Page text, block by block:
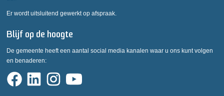
Er wordt uitsluitend gewerkt op afspraak.
Blijf op de hoogte
De gemeente heeft een aantal social media kanalen waar u ons kunt volgen
en benaderen: